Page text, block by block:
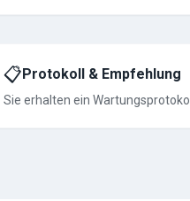
📋Protokoll & Empfehlung
Sie erhalten ein